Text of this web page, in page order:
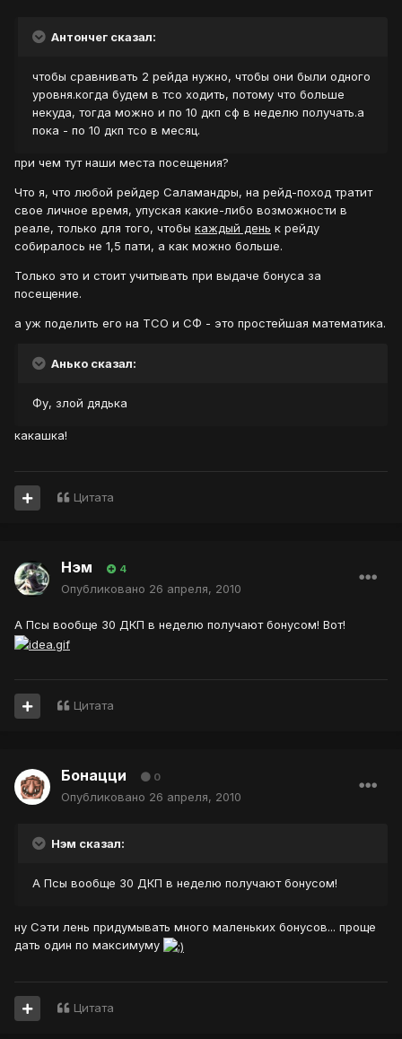
Антончег сказал:
чтобы сравнивать 2 рейда нужно, чтобы они были одного
уровня.когда будем в тсо ходить, потому что больше
некуда, тогда можно и по 10 дкп сф в неделю получать.а
пока - по 10 дкп тсо в месяц.
при чем тут наши места посещения?
Что я, что любой рейдер Саламандры, на рейд-поход тратит
свое личное время, упуская какие-либо возможности в
реале, только для того, чтобы каждый день к рейду
собиралось не 1,5 пати, а как можно больше.
Только это и стоит учитывать при выдаче бонуса за
посещение.
а уж поделить его на ТСО и СФ - это простейшая математика.
Анько сказал:
Фу, злой дядька
какашка!
Цитата
Нэм 4
Опубликовано 26 апреля, 2010
А Псы вообще 30 ДКП в неделю получают бонусом! Вот!
Цитата
Бонацци 0
Опубликовано 26 апреля, 2010
Нэм сказал:
А Псы вообще 30 ДКП в неделю получают бонусом!
ну Сэти лень придумывать много маленьких бонусов... проще
дать один по максимуму
Цитата